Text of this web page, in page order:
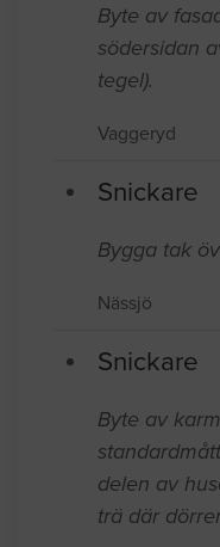
Byte av
södersidan
tegel).
Vaggeryd
Snickare
Bygga tak
Nässjö
Snickare
Byte av
delen av
trä där